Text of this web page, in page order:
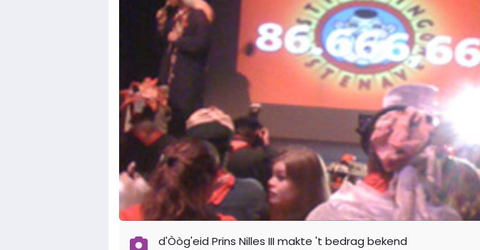
d'Òòg'eid Prins Nilles III makte 't bedrag bekend